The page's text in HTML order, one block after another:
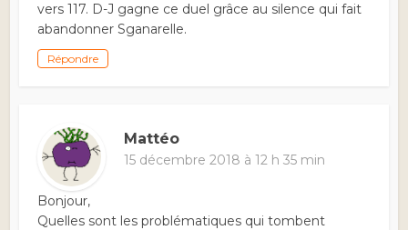
vers 117. D-J gagne ce duel grâce au silence qui fait
abandonner Sganarelle.
Répondre
Mattéo
15 décembre 2018 à 12 h 35 min
Bonjour,
Quelles sont les problématiques qui tombent